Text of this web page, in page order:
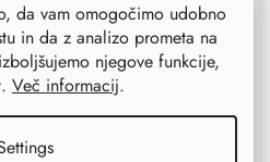
da vam omogočimo udobno
in da z analizo prometa na
njegove funkcije,
Več informacij.
–20 %